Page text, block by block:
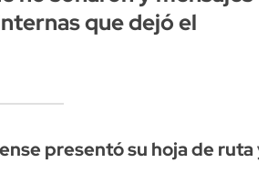
que dejó el
presentó su hoja de ruta